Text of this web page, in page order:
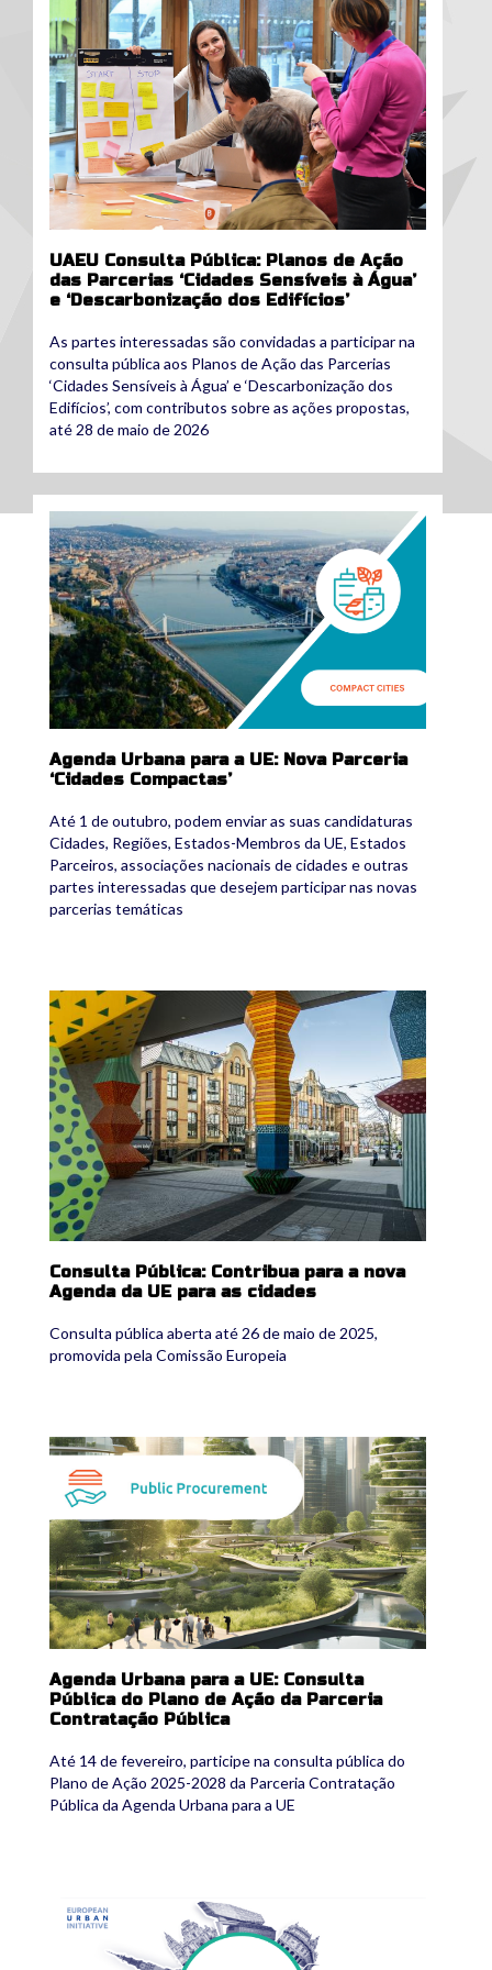
UAEU Consulta Pública: Planos de Ação
das Parcerias ‘Cidades Sensíveis à Água’
e ‘Descarbonização dos Edifícios’
As partes interessadas são convidadas a participar na
consulta pública aos Planos de Ação das Parcerias
‘Cidades Sensíveis à Água’ e ‘Descarbonização dos
Edifícios’, com contributos sobre as ações propostas,
até 28 de maio de 2026
compact_cities.png
Agenda Urbana para a UE: Nova Parceria
‘Cidades Compactas’
Até 1 de outubro, podem enviar as suas candidaturas
Cidades, Regiões, Estados-Membros da UE, Estados
Parceiros, associações nacionais de cidades e outras
partes interessadas que desejem participar nas novas
parcerias temáticas
eu_agenda_for_cities.jpg
Consulta Pública: Contribua para a nova
Agenda da UE para as cidades
Consulta pública aberta até 26 de maio de 2025,
promovida pela Comissão Europeia
uaeu.jpg
Agenda Urbana para a UE: Consulta
Pública do Plano de Ação da Parceria
Contratação Pública
Até 14 de fevereiro, participe na consulta pública do
Plano de Ação 2025-2028 da Parceria Contratação
Pública da Agenda Urbana para a UE
cf1.png